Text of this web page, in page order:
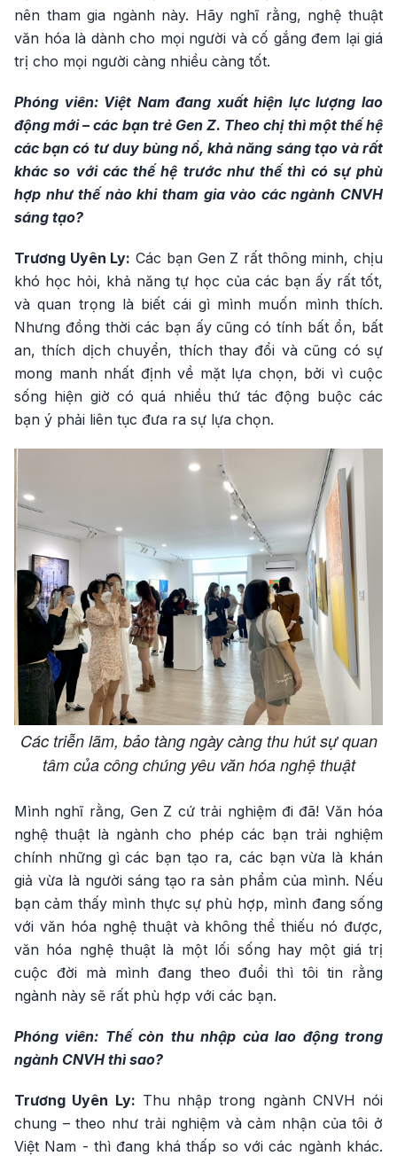
nên tham gia ngành này. Hãy nghĩ rằng, nghệ thuật
văn hóa là dành cho mọi người và cố gắng đem lại giá
trị cho mọi người càng nhiều càng tốt.
Phóng viên: Việt Nam đang xuất hiện lực lượng lao
động mới – các bạn trẻ Gen Z. Theo chị thì một thế hệ
các bạn có tư duy bùng nổ, khả năng sáng tạo và rất
khác so với các thế hệ trước như thế thì có sự phù
hợp như thế nào khi tham gia vào các ngành CNVH
sáng tạo?
Trương Uyên Ly: Các bạn Gen Z rất thông minh, chịu
khó học hỏi, khả năng tự học của các bạn ấy rất tốt,
và quan trọng là biết cái gì mình muốn mình thích.
Nhưng đồng thời các bạn ấy cũng có tính bất ổn, bất
an, thích dịch chuyển, thích thay đổi và cũng có sự
mong manh nhất định về mặt lựa chọn, bởi vì cuộc
sống hiện giờ có quá nhiều thứ tác động buộc các
bạn ý phải liên tục đưa ra sự lựa chọn.
Các triễn lãm, bảo tàng ngày càng thu hút sự quan
tâm của công chúng yêu văn hóa nghệ thuật
Mình nghĩ rằng, Gen Z cứ trải nghiệm đi đã! Văn hóa
nghệ thuật là ngành cho phép các bạn trải nghiệm
chính những gì các bạn tạo ra, các bạn vừa là khán
giả vừa là người sáng tạo ra sản phẩm của mình. Nếu
bạn cảm thấy mình thực sự phù hợp, mình đang sống
với văn hóa nghệ thuật và không thể thiếu nó được,
văn hóa nghệ thuật là một lối sống hay một giá trị
cuộc đời mà mình đang theo đuổi thì tôi tin rằng
ngành này sẽ rất phù hợp với các bạn.
Phóng viên: Thế còn thu nhập của lao động trong
ngành CNVH thì sao?
Trương Uyên Ly: Thu nhập trong ngành CNVH nói
chung – theo như trải nghiệm và cảm nhận của tôi ở
Việt Nam - thì đang khá thấp so với các ngành khác.